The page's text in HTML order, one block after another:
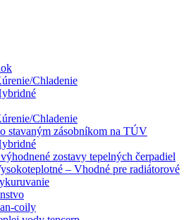
Chladenie
Chladenie
stavaným zásobníkom na TÚV
zostavy tepelných čerpadiel
– Vhodné pre radiátorové
coily